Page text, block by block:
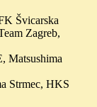
Švicarska
Zagreb,
Matsushima
Strmec, HKS